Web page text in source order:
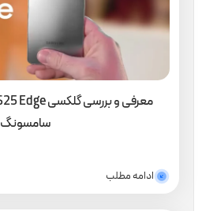
سامسونگ
ادامه مطلب